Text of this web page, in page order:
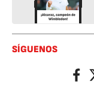
SÍGUENOS